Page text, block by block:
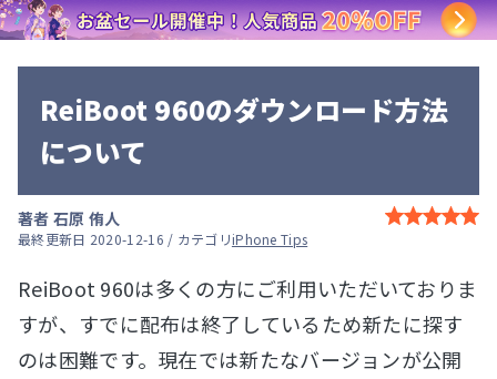
ReiBoot 960のダウンロード方法
について
著者 石原 侑人
最終更新日 2020-12-16 / カテゴリiPhone Tips
ReiBoot 960は多くの方にご利用いただいておりま
すが、すでに配布は終了しているため新たに探す
のは困難です。現在では新たなバージョンが公開